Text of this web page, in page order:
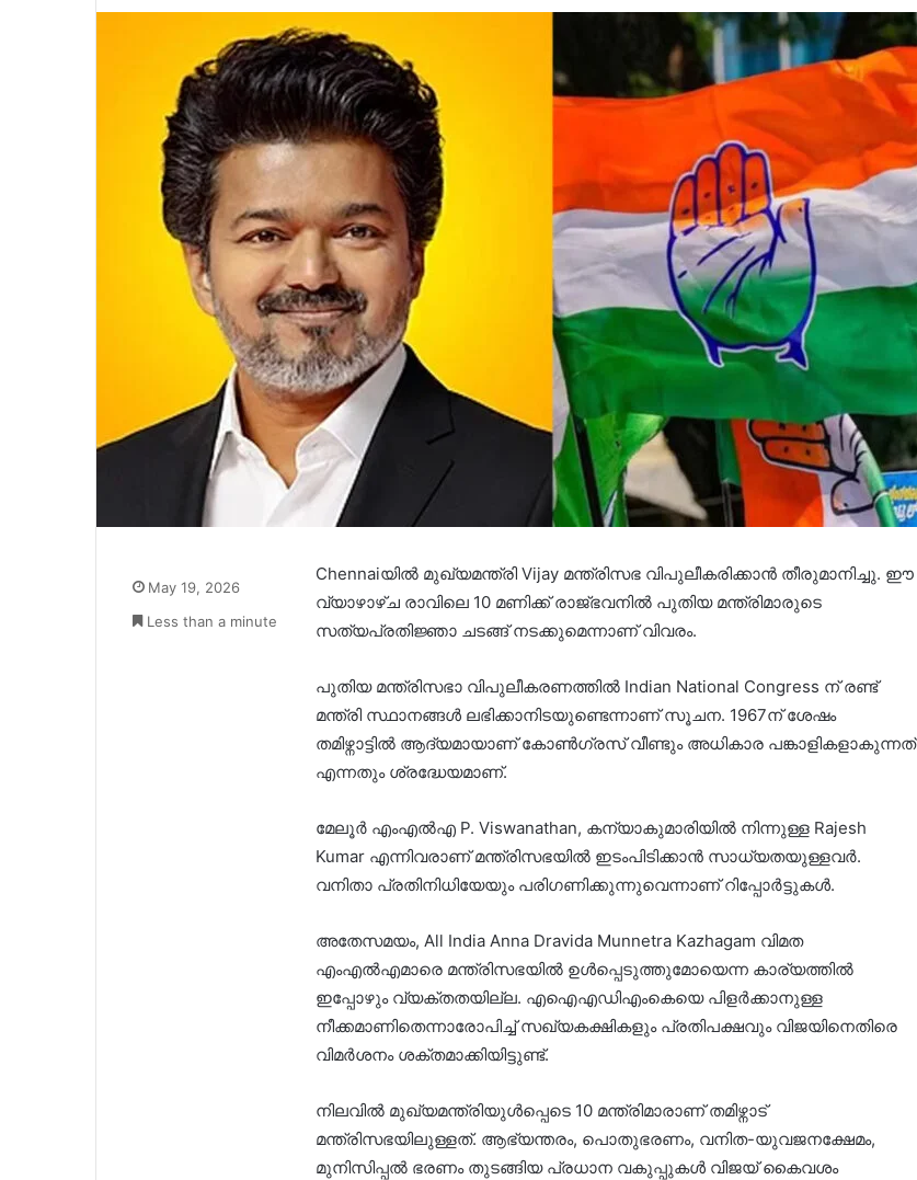
Chennaiയിൽ മുഖ്യമന്ത്രി Vijay മന്ത്രിസഭ വിപുലീകരിക്കാൻ തീരുമാനിച്ചു. ഈ
വ്യാഴാഴ്ച രാവിലെ 10 മണിക്ക് രാജ്ഭവനിൽ പുതിയ മന്ത്രിമാരുടെ
സത്യപ്രതിജ്ഞാ ചടങ്ങ് നടക്കുമെന്നാണ് വിവരം.
പുതിയ മന്ത്രിസഭാ വിപുലീകരണത്തിൽ Indian National Congress ന് രണ്ട്
മന്ത്രി സ്ഥാനങ്ങൾ ലഭിക്കാനിടയുണ്ടെന്നാണ് സൂചന. 1967ന് ശേഷം
തമിഴ്നാട്ടിൽ ആദ്യമായാണ് കോൺഗ്രസ് വീണ്ടും അധികാര പങ്കാളികളാകുന്നത്
എന്നതും ശ്രദ്ധേയമാണ്.
മേലൂർ എംഎൽഎ P. Viswanathan, കന്യാകുമാരിയിൽ നിന്നുള്ള Rajesh
Kumar എന്നിവരാണ് മന്ത്രിസഭയിൽ ഇടംപിടിക്കാൻ സാധ്യതയുള്ളവർ.
വനിതാ പ്രതിനിധിയേയും പരിഗണിക്കുന്നുവെന്നാണ് റിപ്പോർട്ടുകൾ.
അതേസമയം, All India Anna Dravida Munnetra Kazhagam വിമത
എംഎൽഎമാരെ മന്ത്രിസഭയിൽ ഉൾപ്പെടുത്തുമോയെന്ന കാര്യത്തിൽ
ഇപ്പോഴും വ്യക്തതയില്ല. എഐഎഡിഎംകെയെ പിളർക്കാനുള്ള
നീക്കമാണിതെന്നാരോപിച്ച് സഖ്യകക്ഷികളും പ്രതിപക്ഷവും വിജയിനെതിരെ
വിമർശനം ശക്തമാക്കിയിട്ടുണ്ട്.
നിലവിൽ മുഖ്യമന്ത്രിയുൾപ്പെടെ 10 മന്ത്രിമാരാണ് തമിഴ്നാട്
മന്ത്രിസഭയിലുള്ളത്. ആഭ്യന്തരം, പൊതുഭരണം, വനിത-യുവജനക്ഷേമം,
മുനിസിപ്പൽ ഭരണം തുടങ്ങിയ പ്രധാന വകുപ്പുകൾ വിജയ് കൈവശം
May 19, 2026
Less than a minute